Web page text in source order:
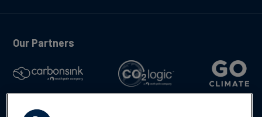
Our Partners